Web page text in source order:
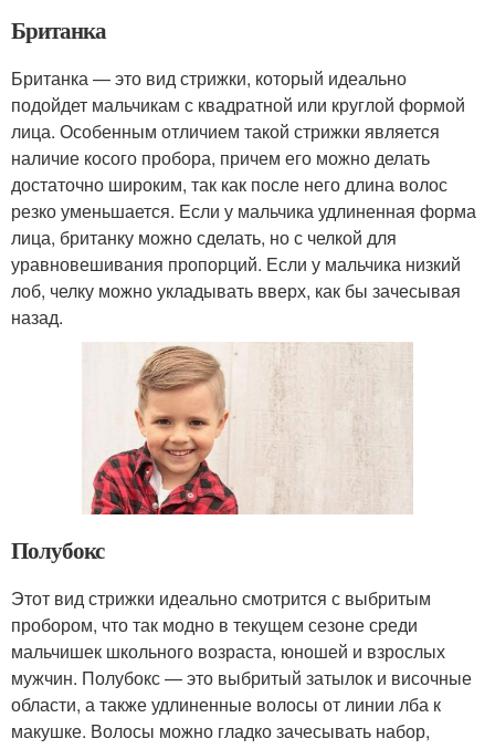
Британка
Британка — это вид стрижки, который идеально
подойдет мальчикам с квадратной или круглой формой
лица. Особенным отличием такой стрижки является
наличие косого пробора, причем его можно делать
достаточно широким, так как после него длина волос
резко уменьшается. Если у мальчика удлиненная форма
лица, британку можно сделать, но с челкой для
уравновешивания пропорций. Если у мальчика низкий
лоб, челку можно укладывать вверх, как бы зачесывая
назад.
Полубокс
Этот вид стрижки идеально смотрится с выбритым
пробором, что так модно в текущем сезоне среди
мальчишек школьного возраста, юношей и взрослых
мужчин. Полубокс — это выбритый затылок и височные
области, а также удлиненные волосы от линии лба к
макушке. Волосы можно гладко зачесывать набор,